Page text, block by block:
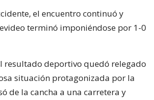
el encuentro continuó y
terminó imponiéndose por 1-0
resultado deportivo quedó relegado
situación protagonizada por la
de la cancha a una carretera y